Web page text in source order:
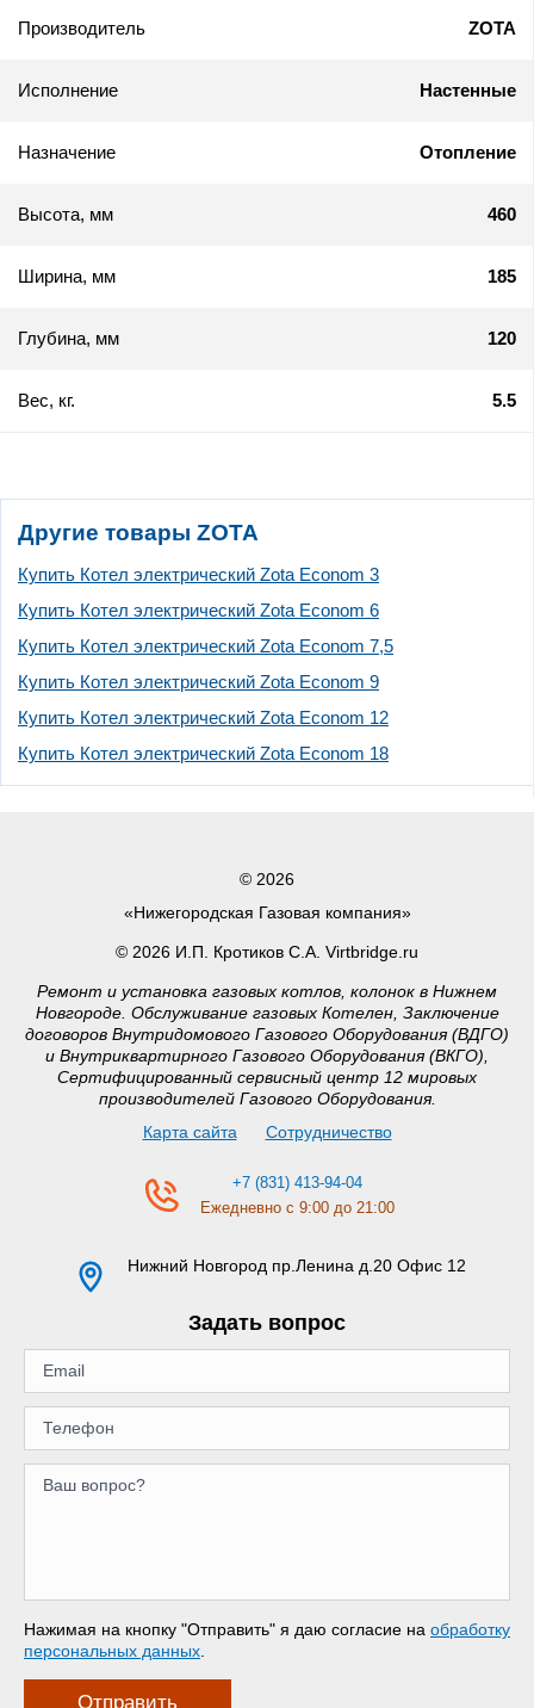
Производитель ZOTA
Исполнение Настенные
Назначение Отопление
Высота, мм 460
Ширина, мм 185
Глубина, мм 120
Вес, кг. 5.5
Другие товары ZOTA
Купить Котел электрический Zota Econom 3
Купить Котел электрический Zota Econom 6
Купить Котел электрический Zota Econom 7,5
Купить Котел электрический Zota Econom 9
Купить Котел электрический Zota Econom 12
Купить Котел электрический Zota Econom 18
© 2026
«Нижегородская Газовая компания»
© 2026 И.П. Кротиков С.А. Virtbridge.ru
Ремонт и установка газовых котлов, колонок в Нижнем
Новгороде. Обслуживание газовых Котелен, Заключение
договоров Внутридомового Газового Оборудования (ВДГО)
и Внутриквартирного Газового Оборудования (ВКГО),
Сертифицированный сервисный центр 12 мировых
производителей Газового Оборудования.
Карта сайта
Сотрудничество
+7 (831) 413-94-04
Ежедневно с 9:00 до 21:00
Нижний Новгород пр.Ленина д.20 Офис 12
Задать вопрос
Нажимая на кнопку "Отправить" я даю согласие на обработку
персональных данных
Отправить